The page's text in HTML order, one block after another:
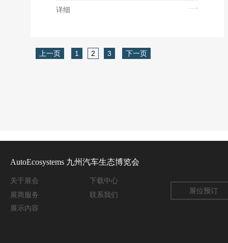
详细
上一页 1 2 3 下一页
AutoEcosystems 九州汽车生态博览会
关于 展会
下载中心
展商服务
联系我们
展示内容
展位预订